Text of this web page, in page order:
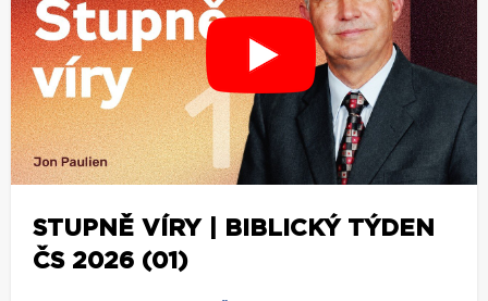
STUPNĚ VÍRY | BIBLICKÝ TÝDEN
ČS 2026 (01)